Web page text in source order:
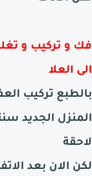
فك و تركيب و
الى العلا
بالطبع تركيب
المنزل الجديد
لاحقة
لكن الان بعد